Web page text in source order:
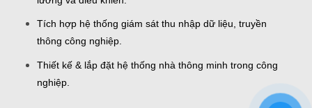
Tích hợp hệ thống giám sát thu nhập dữ liệu, truyền
thông công nghiệp.
Thiết kế & lắp đặt hệ thống nhà thông minh trong công
nghiệp.